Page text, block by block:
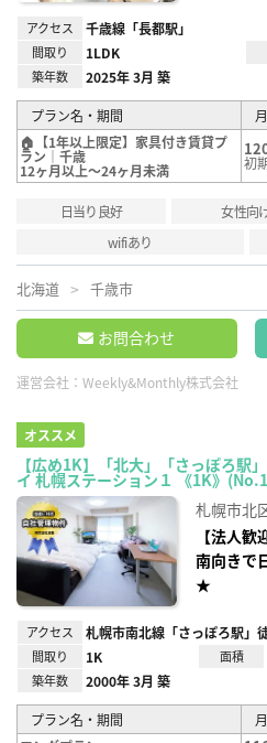
アクセス 千歳線「長都駅」
間取り 1LDK
築年数 2025年 3月 築
プラン名・期間
🏠【1年以上限定】家具付き賃貸プ
ラン｜千歳
12ヶ月以上～24ヶ月未満 初
日当り良好 女性向
wifiあり
北海道 千歳市
お問合わせ
運営会社： Weekly&Monthly株式会社
オススメ
【広め1K】「北大」「さっぽろ駅
イ 札幌ステーション１ 《1K》
札幌市北
【法人
南向きで
★
アクセス 札幌市南北線「さっぽろ駅」
間取り 1K 面積
築年数 2000年 3月 築
プラン名・期間